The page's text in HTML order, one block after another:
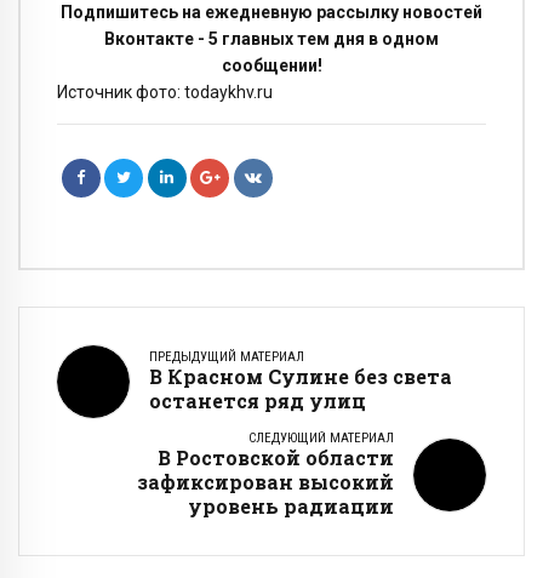
Подпишитесь на ежедневную рассылку новостей
Вконтакте - 5 главных тем дня в одном
сообщении!
Источник фото: todaykhv.ru
ПРЕДЫДУЩИЙ МАТЕРИАЛ
В Красном Сулине без света
останется ряд улиц
СЛЕДУЮЩИЙ МАТЕРИАЛ
В Ростовской области
зафиксирован высокий
уровень радиации